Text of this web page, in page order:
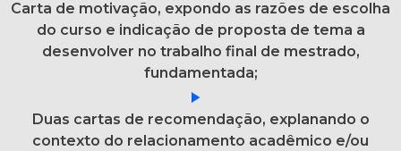
Carta de motivação, expondo as razões de escolha
do curso e indicação de proposta de tema a
desenvolver no trabalho final de mestrado,
fundamentada;
Duas cartas de recomendação, explanando o
contexto do relacionamento acadêmico e/ou